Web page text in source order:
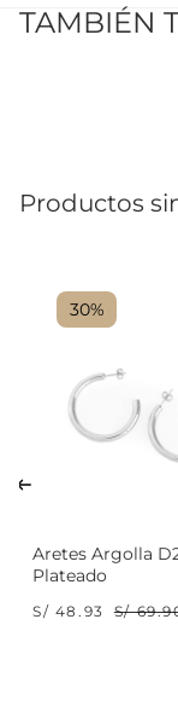
TAMBIÉN
Productos
30%
Aretes Argolla
Plateado
S/ 48.93 S/